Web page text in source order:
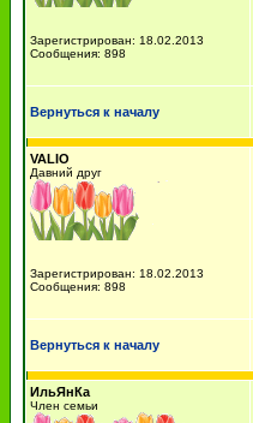
Зарегистрирован: 18.02.2013
Сообщения: 898
Вернуться к началу
VALIO
Давний друг
Зарегистрирован: 18.02.2013
Сообщения: 898
Вернуться к началу
ИльЯнКа
Член семьи